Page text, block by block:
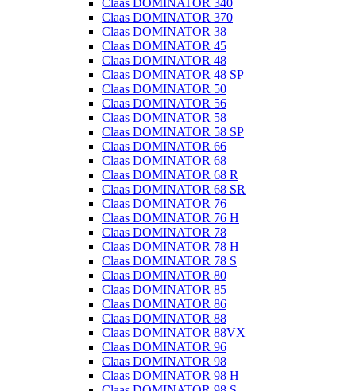
Claas DOMINATOR 340
Claas DOMINATOR 370
Claas DOMINATOR 38
Claas DOMINATOR 45
Claas DOMINATOR 48
Claas DOMINATOR 48 SP
Claas DOMINATOR 50
Claas DOMINATOR 56
Claas DOMINATOR 58
Claas DOMINATOR 58 SP
Claas DOMINATOR 66
Claas DOMINATOR 68
Claas DOMINATOR 68 R
Claas DOMINATOR 68 SR
Claas DOMINATOR 76
Claas DOMINATOR 76 H
Claas DOMINATOR 78
Claas DOMINATOR 78 H
Claas DOMINATOR 78 S
Claas DOMINATOR 80
Claas DOMINATOR 85
Claas DOMINATOR 86
Claas DOMINATOR 88
Claas DOMINATOR 88VX
Claas DOMINATOR 96
Claas DOMINATOR 98
Claas DOMINATOR 98 H